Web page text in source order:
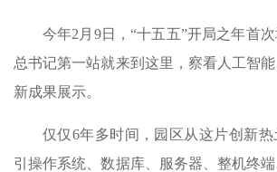
今年2月9日，“十五五”开局之年首
总书记第一站就来到这里，察看人工智
新成果展示。
仅仅6年多时间，园区从这片创新
引操作系统、数据库、服务器、整机终